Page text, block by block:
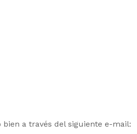
a través del siguiente e-mail: